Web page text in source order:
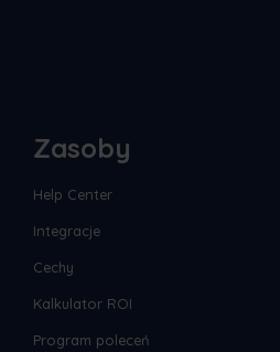
Zasoby
Help Center
Integracje
Cechy
Kalkulator ROI
Program poleceń